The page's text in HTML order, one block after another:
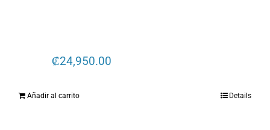
₡24,950.00
Añadir al carrito Details